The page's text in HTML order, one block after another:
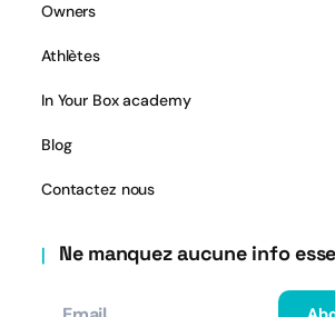
Owners
Athlètes
In Your Box academy
Blog
Contactez nous
Ne manquez aucune info